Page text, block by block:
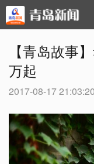
【青岛故事
万起
2017-08-17 21:03:20